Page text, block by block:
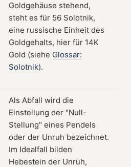
Goldgehäuse stehend,
steht es für 56 Solotnik,
eine russische Einheit des
Goldgehalts, hier für 14K
Gold (siehe Glossar:
Solotnik).
Als Abfall wird die
Einstellung der "Null-
Stellung" eines Pendels
oder der Unruh bezeichnet.
Im Idealfall bilden
Hebestein der Unruh,